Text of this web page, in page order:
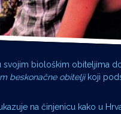
svojim biološkim obiteljima
beskonačne obiteljikoji
na činjenicu kako u